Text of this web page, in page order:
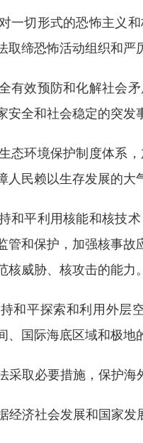
一切形式的恐怖主义
取缔恐怖活动组织和严
有效预防和化解社会
安全和社会稳定的突
态环境保护制度体系
人民赖以生存发展的
和平利用核能和核技
管和保护，加强核事
核威胁、核攻击的能力
和平探索和利用外层
、国际海底区域和极地
采取必要措施，保护
经济社会发展和国家